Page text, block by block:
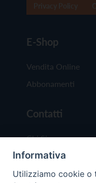
E-Shop
Vendita Online
Abbonamenti
Contatti
Chi Siamo
Redazione
Scrivici
Informativa
Utilizziamo cookie o